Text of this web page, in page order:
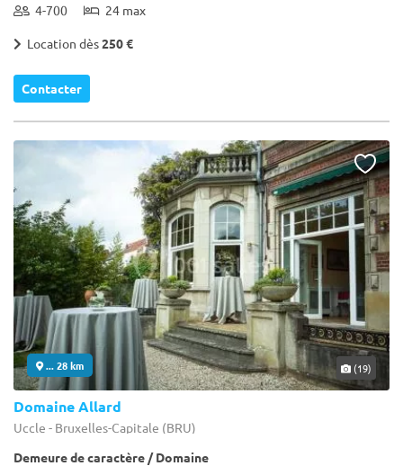
4-700 24 max
Location dès250 €
Contacter
... 28 km (19)
Domaine Allard
Uccle - Bruxelles-Capitale (BRU)
Demeure de caractère / Domaine